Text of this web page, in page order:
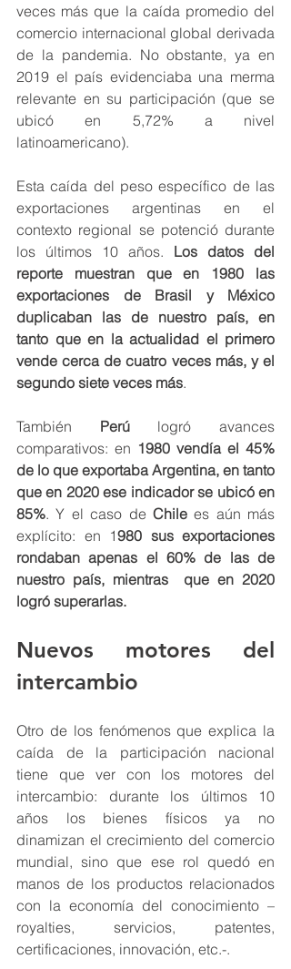
veces más que la caída promedio del
comercio internacional global derivada
de la pandemia. No obstante, ya en
2019 el país evidenciaba una merma
relevante en su participación (que se
ubicó en 5,72% a nivel
latinoamericano).
Esta caída del peso específico de las
exportaciones argentinas en el
contexto regional se potenció durante
los últimos 10 años. Los datos del
reporte muestran que en 1980 las
exportaciones de Brasil y México
duplicaban las de nuestro país, en
tanto que en la actualidad el primero
vende cerca de cuatro veces más, y el
segundo siete veces más.
También Perú logró avances
comparativos: en 1980 vendía el 45%
de lo que exportaba Argentina, en tanto
que en 2020 ese indicador se ubicó en
85%. Y el caso de Chile es aún más
explícito: en 1980 sus exportaciones
rondaban apenas el 60% de las de
nuestro país, mientras  que en 2020
logró superarlas.
Nuevos motores del
intercambio
Otro de los fenómenos que explica la
caída de la participación nacional
tiene que ver con los motores del
intercambio: durante los últimos 10
años los bienes físicos ya no
dinamizan el crecimiento del comercio
mundial, sino que ese rol quedó en
manos de los productos relacionados
con la economía del conocimiento –
royalties, servicios, patentes,
certificaciones, innovación, etc.-.